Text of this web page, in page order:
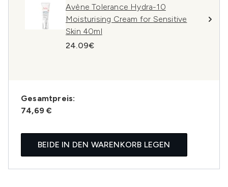
Avène Tolerance Hydra-10
Moisturising Cream for Sensitive
Skin 40ml
24.09€
Gesamtpreis:
74,69 €
BEIDE IN DEN WARENKORB LEGEN